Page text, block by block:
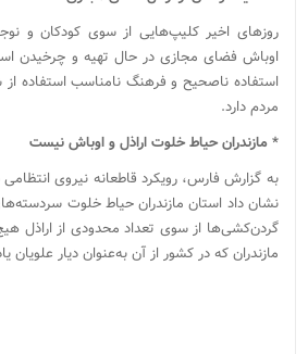
روزهای اخیر کلیپ‌هایی از سوی کودکان و
اوباش فضای مجازی در حال تهیه و چرخیدن
استفاده ناصحیح و فرهنگ نامناسب استفاده
مردم دارد.
* مازندران حیاط خلوت اراذل و اوباش نیست
به گزارش فارس، رویکرد قاطعانه نیروی انتظامی
نشان داد استان مازندران حیاط خلوت
گردن‌کشی‌ها از سوی تعداد محدودی از اراذل
مازندران که در کشور از آن به‌عنوان دیار علویان